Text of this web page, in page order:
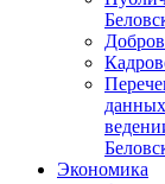
Экономика